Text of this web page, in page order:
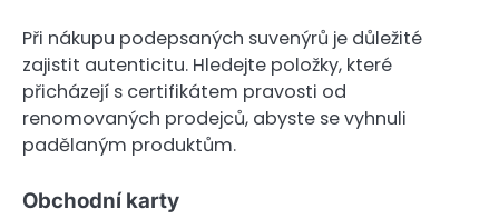
Při nákupu podepsaných suvenýrů je důležité
zajistit autenticitu. Hledejte položky, které
přicházejí s certifikátem pravosti od
renomovaných prodejců, abyste se vyhnuli
padělaným produktům.
Obchodní karty